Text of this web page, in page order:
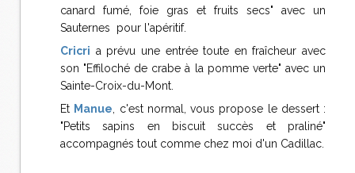
canard fumé, foie gras et fruits secs" avec un
Sauternes pour l'apéritif.
Cricri a prévu une entrée toute en fraîcheur avec
son "Effiloché de crabe à la pomme verte" avec un
Sainte-Croix-du-Mont.
Et Manue , c'est normal, vous propose le dessert :
"Petits sapins en biscuit succès et praliné"
accompagnés tout comme chez moi d'un Cadillac.